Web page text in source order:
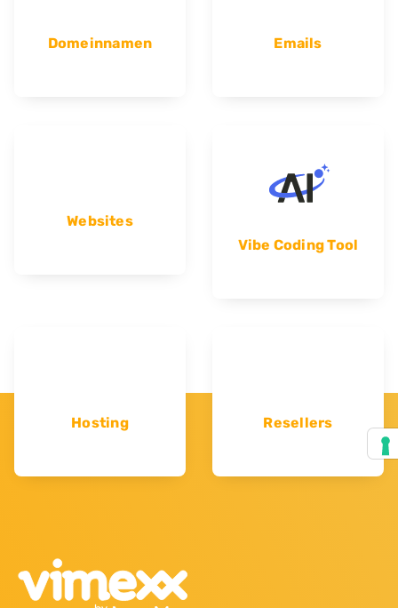
Domeinnamen Emails
Websites
Vibe Coding Tool
Hosting Resellers